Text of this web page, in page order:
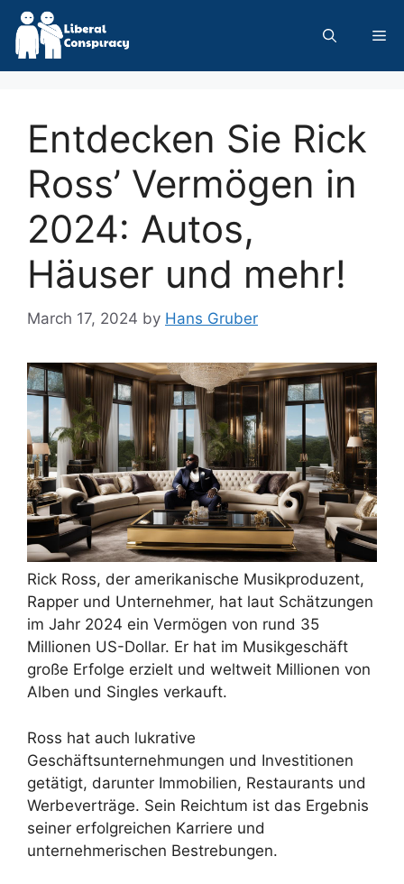
Skip
content
Entdecken Sie Rick
Ross’ Vermögen in
2024: Autos,
Häuser und mehr!
March 17, 2024 by Hans Gruber
Rick Ross, der amerikanische Musikproduzent,
Rapper und Unternehmer, hat laut Schätzungen
im Jahr 2024 ein Vermögen von rund 35
Millionen US-Dollar. Er hat im Musikgeschäft
große Erfolge erzielt und weltweit Millionen von
Alben und Singles verkauft.
Ross hat auch lukrative
Geschäftsunternehmungen und Investitionen
getätigt, darunter Immobilien, Restaurants und
Werbeverträge. Sein Reichtum ist das Ergebnis
seiner erfolgreichen Karriere und
unternehmerischen Bestrebungen.